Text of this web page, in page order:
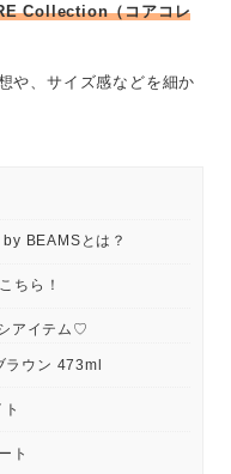
Collection（コアコレ
や、サイズ感などを細か
BEAMSとは？
ちら！
アイテム♡
ラウン 473ml
ト